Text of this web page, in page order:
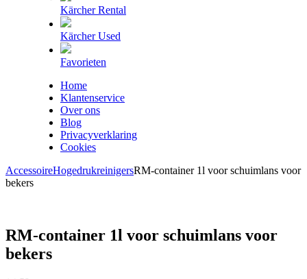
Kärcher Rental
Kärcher Used
Favorieten
Home
Klantenservice
Over ons
Blog
Privacyverklaring
Cookies
AccessoireHogedrukreinigersRM-container 1l voor schuimlans voor
bekers
RM-container 1l voor schuimlans voor
bekers